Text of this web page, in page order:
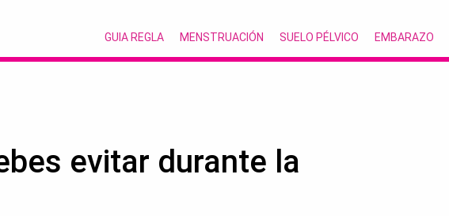
GUIA REGLA MENSTRUACIÓN SUELO PÉLVICO EMBARAZO
evitar durante la